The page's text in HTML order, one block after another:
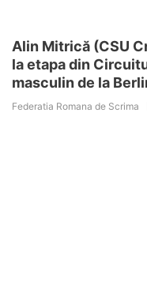
Alin Mitrică (CSU
la etapa din
masculin de la
Federatia Romana de Scrima